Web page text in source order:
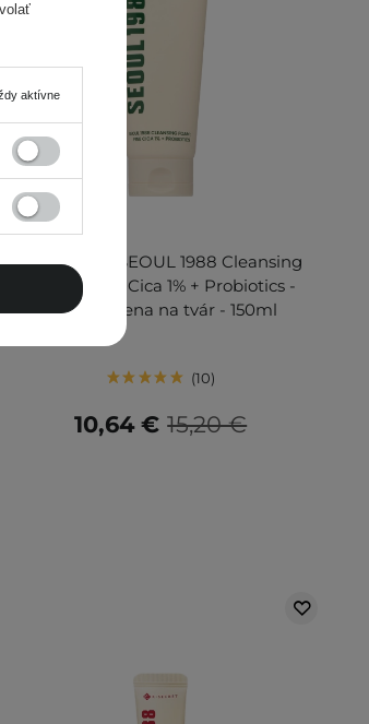
V AKCII
K-SECRET - SEOUL 1988 Cleansing
Foam : Pine Cica 1% + Probiotics -
Čistiaca pena na tvár - 150ml
10
15,20 €
10,64 €
aktívne